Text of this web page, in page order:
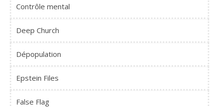
Contrôle mental
Deep Church
Dépopulation
Epstein Files
False Flag